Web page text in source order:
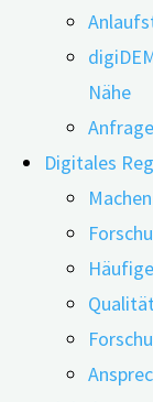
Nähe
Digitales
Anmeldung
Möchten Sie
Themen rund